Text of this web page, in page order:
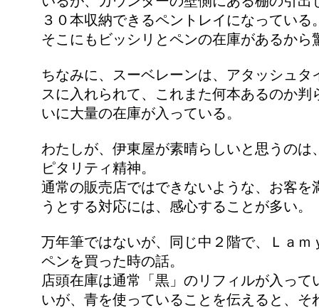
３０本収納できるペントレイになっている
そこにもビッシリとペンの在庫があるから
ちなみに、スーベレーンは、アタッシュタ
スに入れられて、これまた何本あるのか判
いに大量の在庫が入っている。
わたしが、伊東屋が素晴らしいと思うのは
ピタリティ精神。
通常の販売店ではできないような、お客を
うとする対応には、感心することが多い。
万年筆ではないが、同じ中２階で、Ｌａｍ
ペンを買った時の話。
店頭在庫は通常「黒」のリフィルが入って
いが、青を使っていることを伝えると、そ